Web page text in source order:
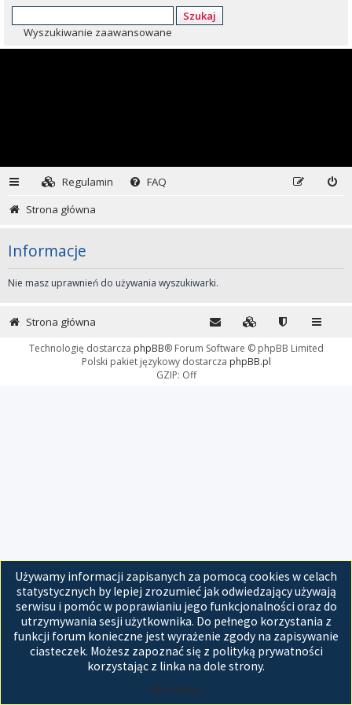
Szukaj
Wyszukiwanie zaawansowane
Regulamin
FAQ
Strona główna
Informacje
Nie masz uprawnień do używania wyszukiwarki.
Używamy informacji zapisanych za pomocą cookies w celach
statystycznych by lepiej zrozumieć jak odwiedzający używają
serwisu i pomóc w poprawianiu jego funkcjonalności oraz do
utrzymywania sesji użytkownika. Do pełnego korzystania z
funkcji forum konieczne jest wyrażenie zgody na zapisywanie
ciasteczek. Możesz zapoznać się z polityką prywatności
korzystając z linka na dole strony.
Akceptuję
Strona główna
Technologię dostarcza phpBB® Forum Software © phpBB Limited
Polski pakiet językowy dostarcza phpBB.pl
GZIP: Off